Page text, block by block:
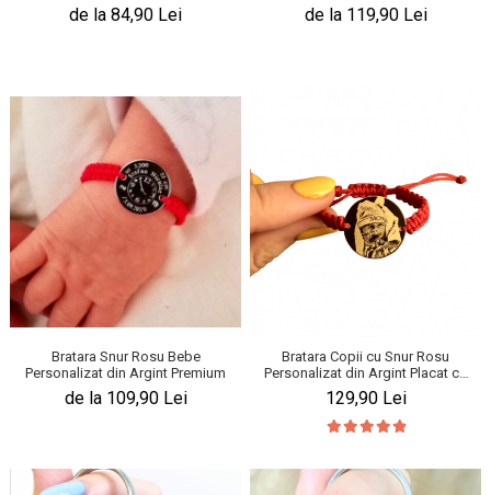
de la 84,90 Lei de la 119,90 Lei
Bratara Snur Rosu Bebe
Personalizat din Argint Premium
de la 109,90 Lei
Bratara Copii cu Snur Rosu
Personalizat din Argint Placat cu
Aur
129,90 Lei